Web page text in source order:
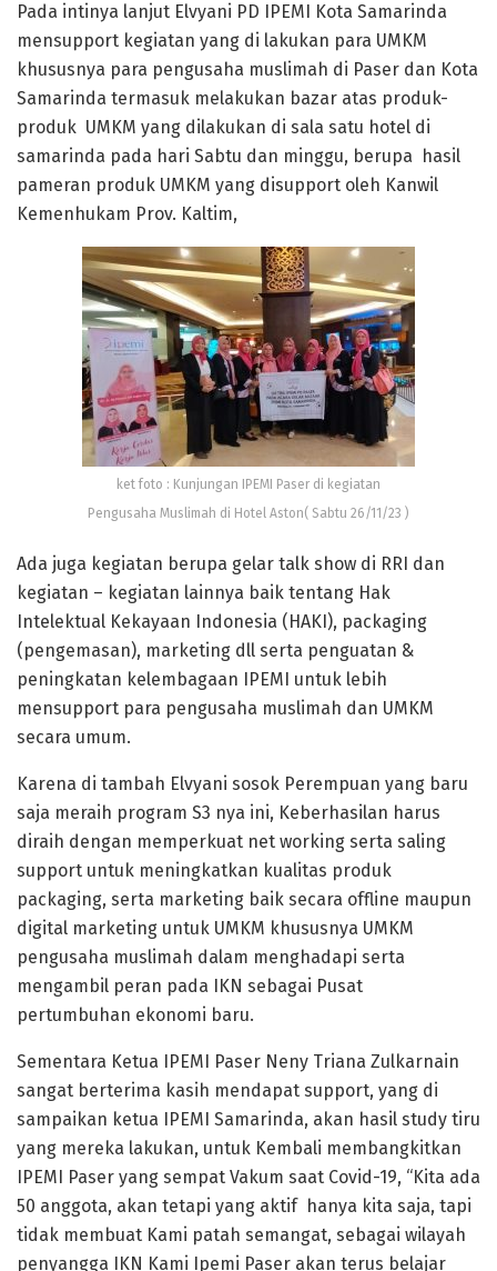
Pada intinya lanjut Elvyani PD IPEMI Kota Samarinda
mensupport kegiatan yang di lakukan para UMKM
khususnya para pengusaha muslimah di Paser dan Kota
Samarinda termasuk melakukan bazar atas produk-
produk UMKM yang dilakukan di sala satu hotel di
samarinda pada hari Sabtu dan minggu, berupa hasil
pameran produk UMKM yang disupport oleh Kanwil
Kemenhukam Prov. Kaltim,
ket foto : Kunjungan IPEMI Paser di kegiatan
Pengusaha Muslimah di Hotel Aston( Sabtu 26/11/23 )
Ada juga kegiatan berupa gelar talk show di RRI dan
kegiatan – kegiatan lainnya baik tentang Hak
Intelektual Kekayaan Indonesia (HAKI), packaging
(pengemasan), marketing dll serta penguatan &
peningkatan kelembagaan IPEMI untuk lebih
mensupport para pengusaha muslimah dan UMKM
secara umum.
Karena di tambah Elvyani sosok Perempuan yang baru
saja meraih program S3 nya ini, Keberhasilan harus
diraih dengan memperkuat net working serta saling
support untuk meningkatkan kualitas produk
packaging, serta marketing baik secara offline maupun
digital marketing untuk UMKM khususnya UMKM
pengusaha muslimah dalam menghadapi serta
mengambil peran pada IKN sebagai Pusat
pertumbuhan ekonomi baru.
Sementara Ketua IPEMI Paser Neny Triana Zulkarnain
sangat berterima kasih mendapat support, yang di
sampaikan ketua IPEMI Samarinda, akan hasil study tiru
yang mereka lakukan, untuk Kembali membangkitkan
IPEMI Paser yang sempat Vakum saat Covid-19, “Kita ada
50 anggota, akan tetapi yang aktif hanya kita saja, tapi
tidak membuat Kami patah semangat, sebagai wilayah
penyangga IKN Kami Ipemi Paser akan terus belajar